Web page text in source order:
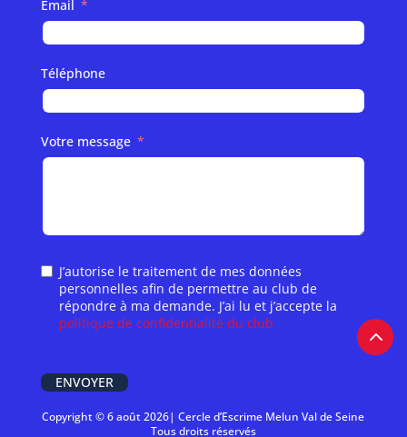
Email
Téléphone
Votre message
J’autorise le traitement de mes données
personnelles afin de permettre au club de
répondre à ma demande. J’ai lu et j’accepte la
politique de confidentialité du club
ENVOYER
Copyright © 6 août 2026| Cercle d’Escrime Melun Val de Seine
Tous droits réservés